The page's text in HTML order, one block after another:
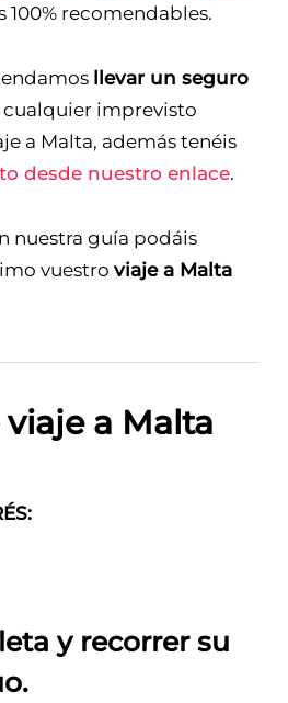
100% recomendables.
llevar un seguro
imprevisto
a Malta, además tenéis
desde nuestro enlace.
nuestra guía podáis
vuestro viaje a Malta
a Malta
y recorrer su
.